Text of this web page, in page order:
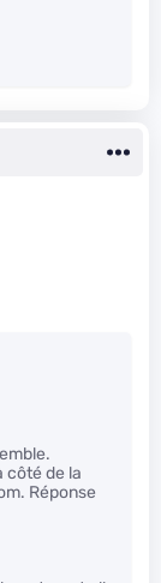
côté de la
Réponse